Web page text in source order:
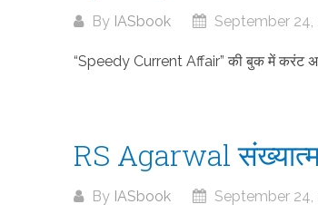
By IASbook September 24,
“Speedy Current Affair” की बुक में करंट
RS Agarwal
By IASbook September 24,